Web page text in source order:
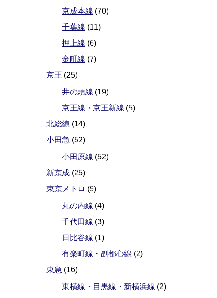
京成本線 (70)
千葉線 (11)
押上線 (6)
金町線 (7)
京王 (25)
井の頭線 (19)
京王線・京王新線 (5)
北総線 (14)
小田急 (52)
小田原線 (52)
新京成 (25)
東京メトロ (9)
丸の内線 (4)
千代田線 (3)
日比谷線 (1)
有楽町線・副都心線 (2)
東急 (16)
東横線・目黒線・新横浜線 (2)